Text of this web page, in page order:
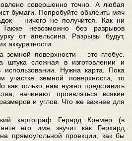
совершенно точно. А любая
бумаги. Попробуйте обклеить мяч
– ничего не получится. Как ни
Также невозможно без разрывов
от апельсина. Разрывы будут,
аккуратности.
земной поверхности – это глобус.
штука сложная в изготовлении и
использовании. Нужна карта. Пока
участке земной поверхности, то
как только нам нужно представить
начинают проявляться всякие
и углов. Что же важнее для
картограф Герард Кремер (в
его имя звучит как Герхард
прямоугольной проекции, как бы